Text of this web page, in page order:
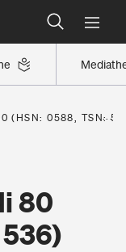
(HSN: 0588, TSN:
80